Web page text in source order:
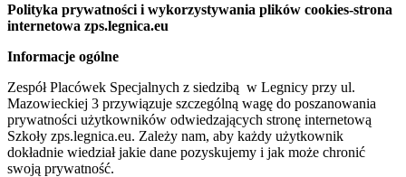
Polityka prywatności i wykorzystywania plików cookies-strona
internetowa zps.legnica.eu
Informacje ogólne
Zespół Placówek Specjalnych z siedzibą w Legnicy przy ul.
Mazowieckiej 3 przywiązuje szczególną wagę do poszanowania
prywatności użytkowników odwiedzających stronę internetową
Szkoły zps.legnica.eu. Zależy nam, aby każdy użytkownik
dokładnie wiedział jakie dane pozyskujemy i jak może chronić
swoją prywatność.